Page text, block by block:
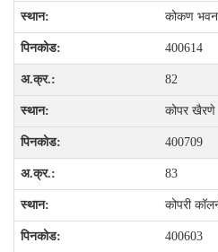
कोकण भवन
400614
82
कोपर खैरणे
400709
83
कोपरी
400603